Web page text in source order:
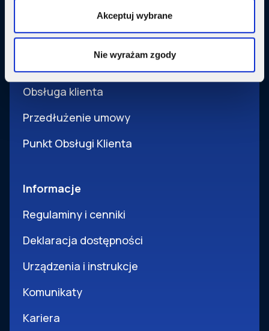
Akceptuj wybrane
Nie wyrażam zgody
Pomoc i obsługa
Obsługa klienta
Przedłużenie umowy
Punkt Obsługi Klienta
Informacje
Regulaminy i cenniki
Deklaracja dostępności
Urządzenia i instrukcje
Komunikaty
Kariera